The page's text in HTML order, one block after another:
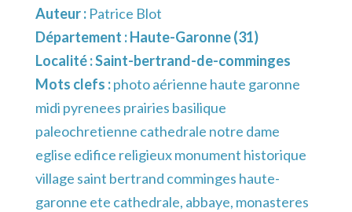
Auteur : Patrice Blot
Département :Haute-Garonne (31)
Localité :Saint-bertrand-de-comminges
Mots clefs :photo aérienne haute garonne
midi pyrenees prairies basilique
paleochretienne cathedrale notre dame
eglise edifice religieux monument historique
village saint bertrand comminges haute-
garonne ete cathedrale, abbaye, monasteres